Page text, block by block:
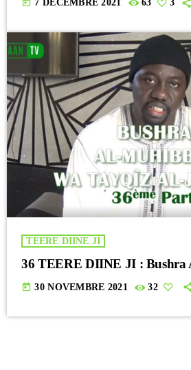
today 7 DÉCEMBRE 2021 63 3
TEERE DIINE JI
36 TEERE DIINE JI : Bushra
today 30 NOVEMBRE 2021 32